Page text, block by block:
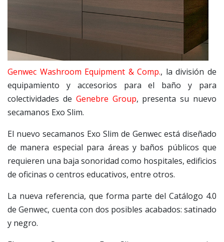
Genwec Washroom Equipment & Comp., la división de
equipamiento y accesorios para el baño y para
colectividades de Genebre Group, presenta su nuevo
secamanos Exo Slim.
El nuevo secamanos Exo Slim de Genwec está diseñado
de manera especial para áreas y baños públicos que
requieren una baja sonoridad como hospitales, edificios
de oficinas o centros educativos, entre otros.
La nueva referencia, que forma parte del Catálogo 4.0
de Genwec, cuenta con dos posibles acabados: satinado
y negro.